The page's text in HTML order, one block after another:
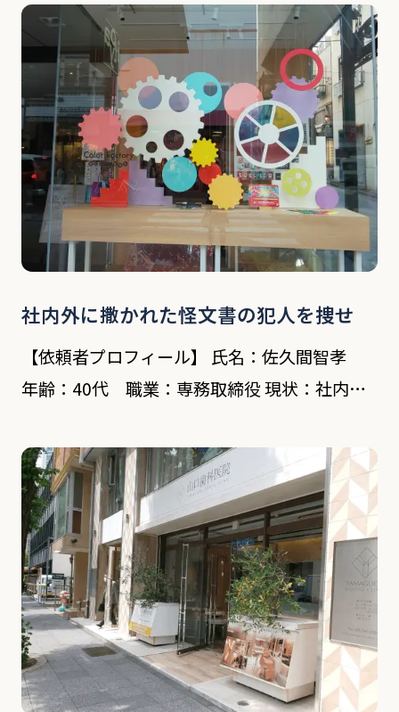
在籍3年ほどの男性従業員が今月末で退職す
る。現在は有給休暇の消化ということで休みも
多 […]
社内外に撒かれた怪文書の犯人を捜せ
【依頼者プロフィール】 氏名：佐久間智孝
年齢：40代 職業：専務取締役 現状：社内、
た怪文書が流され、犯人の特定を行いたい。
依頼内容 依頼者の会社は神奈川県茅ヶ崎市に
所在する […]